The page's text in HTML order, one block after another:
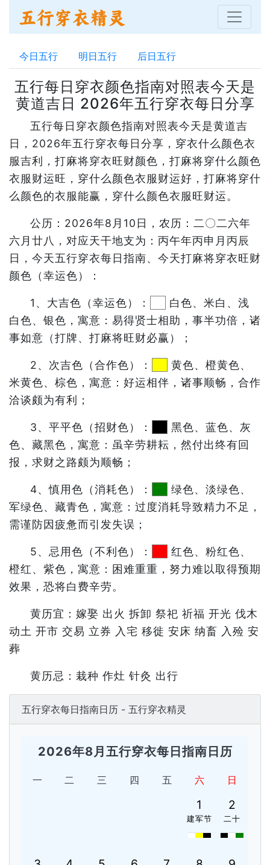
今日五行 明日五行 后日五行
五行每日穿衣颜色指南对照表今天是
黄道吉日 2026年五行穿衣每日分享
五行每日穿衣颜色指南对照表今天是黄道吉
日，2026年五行穿衣每日分享，穿衣什么颜色衣
服吉利，打麻将穿衣旺财颜色，打麻将穿什么颜色
衣服财运旺，穿什么颜色衣服财运好，打麻将穿什
么颜色的衣服能赢，穿什么颜色衣服旺财运。
公历：2026年8月10日，农历：二〇二六年
六月廿八，对应天干地支为：丙午年丙申月丙辰
日，今天五行穿衣每日指南、今天打麻将穿衣旺财
颜色（幸运色）：
1、大吉色（幸运色）：
白色、米白、浅
白色、银色，寓意：易得贤士相助，事半功倍，诸
事如意（打牌、打麻将旺财必赢）；
2、次吉色（合作色）：
黄色、橙黄色、
米黄色、棕色，寓意：好运相伴，诸事顺畅，合作
洽谈颇为有利；
3、平平色（招财色）：
黑色、蓝色、灰
色、藏黑色，寓意：虽辛劳耕耘，然付出终有回
报，求财之路颇为顺畅；
4、慎用色（消耗色）：
绿色、淡绿色、
军绿色、藏青色，寓意：过度消耗导致精力不足，
需谨防因疲惫而引发失误；
5、忌用色（不利色）：
红色、粉红色、
橙红、紫色，寓意：困难重重，努力难以取得预期
效果，恐将白费辛劳。
黄历宜：嫁娶 出火 拆卸 祭祀 祈福 开光 伐木
动土 开市 交易 立券 入宅 移徙 安床 纳畜 入殓 安
葬
黄历忌：栽种 作灶 针灸 出行
五行穿衣每日指南日历 - 五行穿衣精灵
2026年8月五行穿衣每日指南日历
一 二 三 四 五 六 日
1
建军节
2
二十